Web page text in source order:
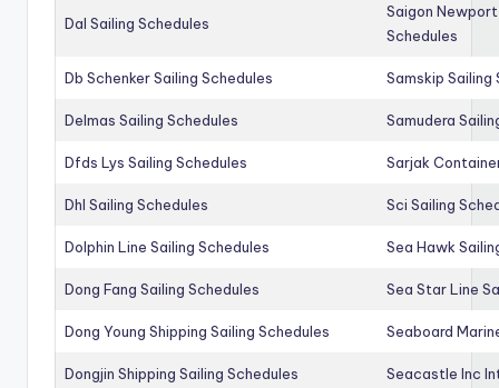
Dal Sailing Schedules
Saigon
Schedules
Db Schenker Sailing Schedules Samskip Sailing
Delmas Sailing Schedules Samudera
Dfds Lys Sailing Schedules Sarjak
Dhl Sailing Schedules Sci Sailing
Dolphin Line Sailing Schedules Sea Hawk
Dong Fang Sailing Schedules Sea Star Line
Dong Young Shipping Sailing Schedules Seaboard
Dongjin Shipping Sailing Schedules Seacastle Inc